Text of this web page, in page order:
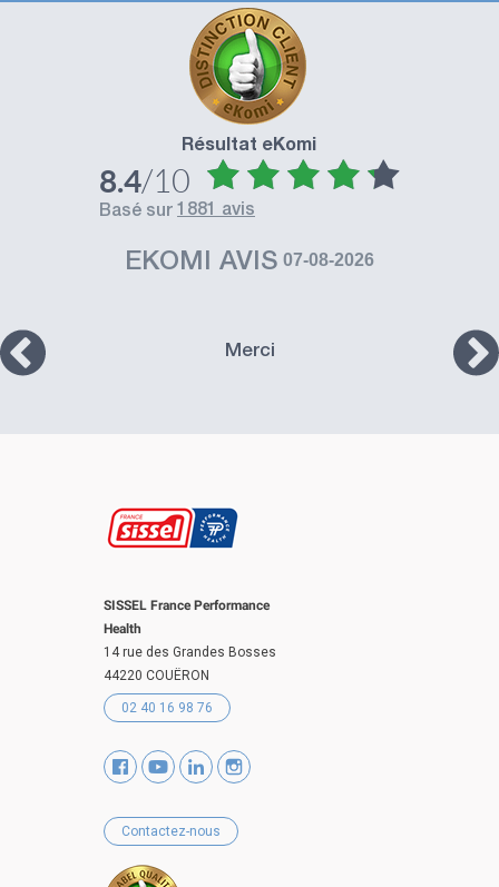
Résultat eKomi
8.4/10
basé sur 1881 avis
EKOMI AVIS 07-08-2026
Merci
SISSEL France Performance
Health
14 rue des Grandes Bosses
44220 COUËRON
02 40 16 98 76
Contactez-nous